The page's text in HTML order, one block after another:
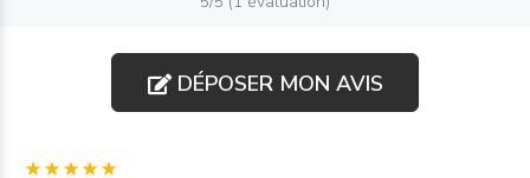
DÉPOSER MON AVIS